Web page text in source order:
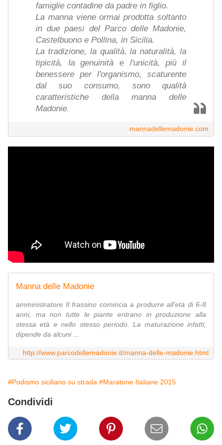
famiglie contadine da padre in figlio.
La manna viene ormai prodotta soltanto
in due paesi del Parco delle Madonie,
Castelbuono e Pollina, in Sicilia.
La tradizione, la qualità, la naturalità, la
tipicità, la genuinità e l'unicità, più il
benessere per l'organismo, scaturente
dal suo consumo, sono qualità
caratteristiche della manna delle
Madonie.
mannadellemadonie.com
Manna delle Madonie
amministratore Il frassino comincia a produrre all'età di 6-8
anni, ma non tutte le piante entrano in produzione alla
stessa età e nello stesso periodo. La maturazione infatti,
dipende da alcuni ...
http://www.parcodellemadonie.it/manna-delle-madonie.html
#Podismo siciliano su strada #Maratone Italiane 2015
Condividi